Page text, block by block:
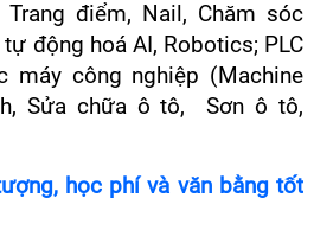
điểm, Nail, Chăm sóc
động hoá AI, Robotics; PLC
máy công nghiệp (Machine
Sửa chữa ô tô, Sơn ô tô,
học phí và văn bằng tốt